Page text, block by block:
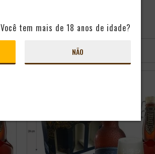
PRODUTO ESGOTADO
Você tem mais de 18 anos de idade?
NÃO